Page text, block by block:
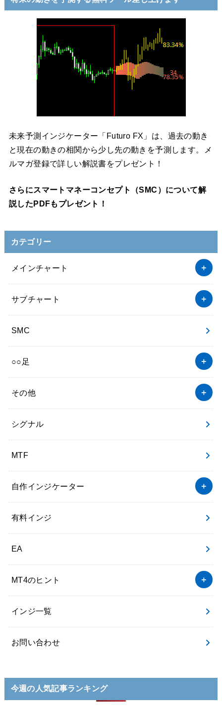
未来予測インジケーター「Futuro FX」は、過去の動き
と現在の動きの相関から少し先の動きを予測します。メ
ルマガ登録で詳しい解説書をプレゼント！
さらにスマートマネーコンセプト（SMC）について解
説したPDFもプレゼント！
カテゴリー
メインチャート
サブチャート
SMC
○○足
その他
シグナル
MTF
自作インジケーター
有料インジ
EA
MT4のヒント
インジ一覧
お問い合わせ
今週の人気記事ランキング